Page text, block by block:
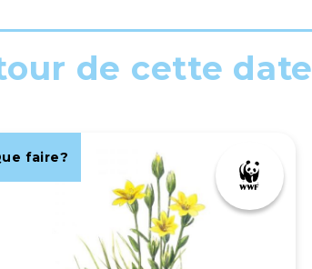
de cette date
faire?